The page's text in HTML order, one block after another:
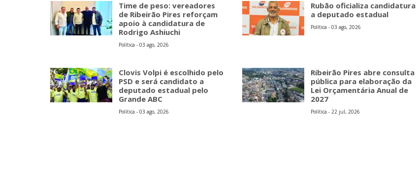
Time de peso: vereadores
de Ribeirão Pires reforçam
apoio à candidatura de
Rodrigo Ashiuchi
Política - 03 ago, 2026
Rubão oficializa candidatura
a deputado estadual
Política - 03 ago, 2026
Clovis Volpi é escolhido pelo
PSD e será candidato a
deputado estadual pelo
Grande ABC
Política - 03 ago, 2026
Ribeirão Pires abre consulta
pública para elaboração da
Lei Orçamentária Anual de
2027
Política - 22 jul, 2026